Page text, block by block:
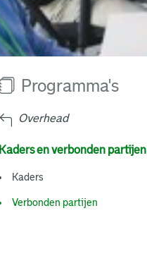
Programma's
Overhead
Kaders en verbonden partijen
Kaders
Verbonden partijen